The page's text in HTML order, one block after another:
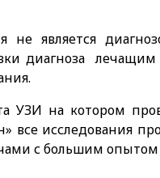
не является
диагноза
УЗИ на котором
исследования
с большим